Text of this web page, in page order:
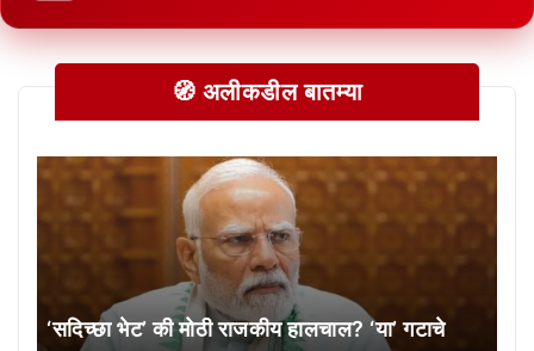
🧭 अलीकडील बातम्या
‘सदिच्छा भेट’ की मोठी राजकीय हालचाल? ‘या’ गटाचे